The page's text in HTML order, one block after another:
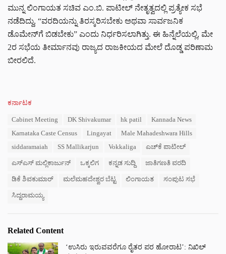
ಮುನ್ನ ಲಿಂಗಾಯತ ಸಚಿವ ಎಂ.ಬಿ. ಪಾಟೀಲ್ ನೇತೃತ್ವದಲ್ಲಿ ಪ್ರತ್ಯೇಕ ಸಭೆ
ನಡೆದಿದ್ದು, “ವರದಿಯನ್ನು ತಿರಸ್ಕರಿಸಬೇಕು ಅಥವಾ ಸಾರ್ವಜನಿಕ
ಡೊಮೇನ್‌ಗೆ ಬಿಡಬೇಕು” ಎಂದು ನಿರ್ಧರಿಸಲಾಗಿತ್ತು. ಈ ಹಿನ್ನೆಲೆಯಲ್ಲಿ, ಮೇ
2ರ ಸಭೆಯ ತೀರ್ಮಾನವು ರಾಜ್ಯದ ರಾಜಕೀಯದ ಮೇಲೆ ದೊಡ್ಡ ಪರಿಣಾಮ
ಬೀರಲಿದೆ.
C
ಕರ್ನಾಟಕ
Cabinet Meeting DK Shivakumar hk patil
Kannada News
Karnataka Caste Census
Lingayat
Male Mahadeshwara Hills
siddaramaiah
SS Mallikarjun Vokkaliga ಎಚ್‌ಕೆ ಪಾಟೀಲ್
ಎಸ್‌ಎಸ್ ಮಲ್ಲಿಕಾರ್ಜುನ್ ಒಕ್ಕಲಿಗ ಕನ್ನಡ ಸುದ್ದಿ ಜಾತಿಗಣತಿ ವರದಿ
ಡಿಕೆ ಶಿವಕುಮಾರ್ ಮಲೆಮಹದೇಶ್ವರ ಬೆಟ್ಟ ಲಿಂಗಾಯತ ಸಂಪುಟ ಸಭೆ
ಸಿದ್ದರಾಮಯ್ಯ
Related Content
‘ಉಸಿರು ಇರುವವರೆಗೂ ರೈತರ ಪರ ಹೋರಾಟ’: ನಿಖಿಲ್